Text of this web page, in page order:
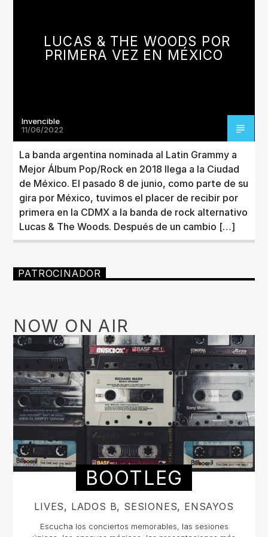
ARTISTA
Invencible Radio
LUCAS & THE WOODS POR
PRIMERA VEZ EN MÉXICO
Invencible
11/06/2022
La banda argentina nominada al Latin Grammy a
Mejor Álbum Pop/Rock en 2018 llega a la Ciudad
de México. El pasado 8 de junio, como parte de su
gira por México, tuvimos el placer de recibir por
primera en la CDMX a la banda de rock alternativo
Lucas & The Woods. Después de un cambio […]
PATROCINADOR
NOW ON AIR
BOOTLEG
LIVES, LADOS B, SESIONES, ENSAYOS
Escucha los conciertos memorables, las sesiones